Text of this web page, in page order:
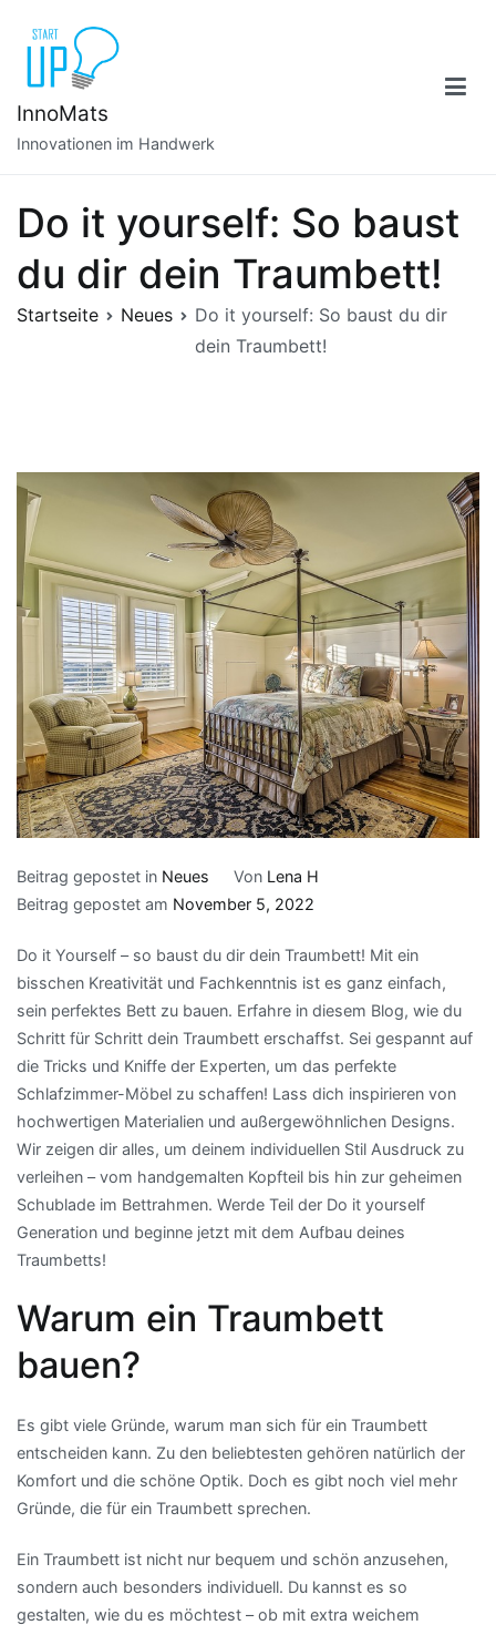
Inhalt
springen
InnoMats
Innovationen im Handwerk
Do it yourself: So baust
du dir dein Traumbett!
Startseite Neues
Do it yourself: So baust du dir
dein Traumbett!
Beitrag gepostet in Neues Von Lena H
Beitrag gepostet am November 5, 2022
Do it Yourself – so baust du dir dein Traumbett! Mit ein
bisschen Kreativität und Fachkenntnis ist es ganz einfach,
sein perfektes Bett zu bauen. Erfahre in diesem Blog, wie du
Schritt für Schritt dein Traumbett erschaffst. Sei gespannt auf
die Tricks und Kniffe der Experten, um das perfekte
Schlafzimmer-Möbel zu schaffen! Lass dich inspirieren von
hochwertigen Materialien und außergewöhnlichen Designs.
Wir zeigen dir alles, um deinem individuellen Stil Ausdruck zu
verleihen – vom handgemalten Kopfteil bis hin zur geheimen
Schublade im Bettrahmen. Werde Teil der Do it yourself
Generation und beginne jetzt mit dem Aufbau deines
Traumbetts!
Warum ein Traumbett
bauen?
Es gibt viele Gründe, warum man sich für ein Traumbett
entscheiden kann. Zu den beliebtesten gehören natürlich der
Komfort und die schöne Optik. Doch es gibt noch viel mehr
Gründe, die für ein Traumbett sprechen.
Ein Traumbett ist nicht nur bequem und schön anzusehen,
sondern auch besonders individuell. Du kannst es so
gestalten, wie du es möchtest – ob mit extra weichem